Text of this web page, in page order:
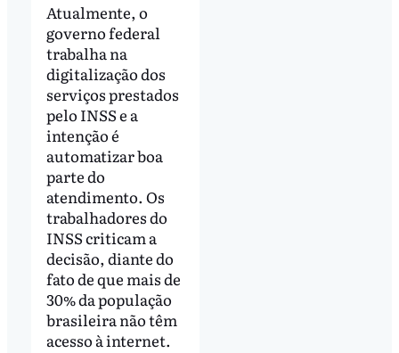
Atualmente, o
governo federal
trabalha na
digitalização dos
serviços prestados
pelo INSS e a
intenção é
automatizar boa
parte do
atendimento. Os
trabalhadores do
INSS criticam a
decisão, diante do
fato de que mais de
30% da população
brasileira não têm
acesso à internet.